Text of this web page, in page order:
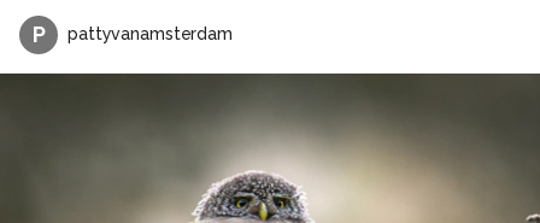
P pattyvanamsterdam